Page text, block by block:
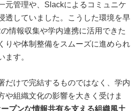
元管理や、Slackによるコミュニケ
透していました。こうした環境を早
情報収集や学内連携に活用できた
りや体制整備をスムーズに進められ
ます。
だけで完結するものではなく、学内
や組織文化の影響を大きく受けま
プンな情報共有を支える組織風土